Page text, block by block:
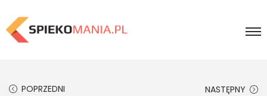
POPRZEDNI NASTĘPNY